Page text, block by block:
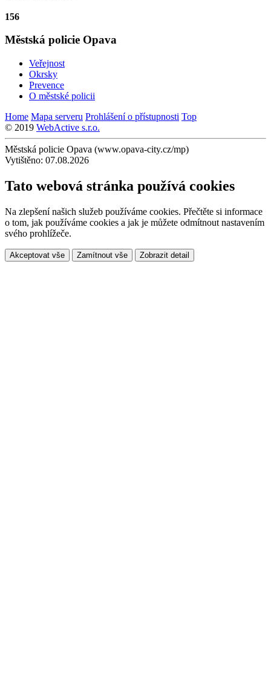
156
Městská policie Opava
Veřejnost
Okrsky
Prevence
O městské policii
Home Mapa serveru Prohlášení o přístupnosti Top
© 2019 WebActive s.r.o.
Městská policie Opava (www.opava-city.cz/mp)
Vytištěno: 07.08.2026
Tato webová stránka používá cookies
Na zlepšení našich služeb používáme cookies. Přečtěte si informace
o tom, jak používáme cookies a jak je můžete odmítnout nastavením
svého prohlížeče.
Akceptovat vše Zamítnout vše Zobrazit detail